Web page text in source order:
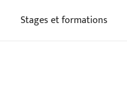
Stages et formations